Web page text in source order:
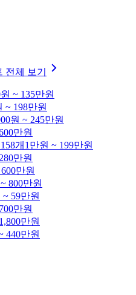
전체 보기
~ 135만원
~ 198만원
원 ~ 245만원
만원
개 1만원 ~ 199만원
만원
만원
800만원
~ 59만원
만원
만원
440만원